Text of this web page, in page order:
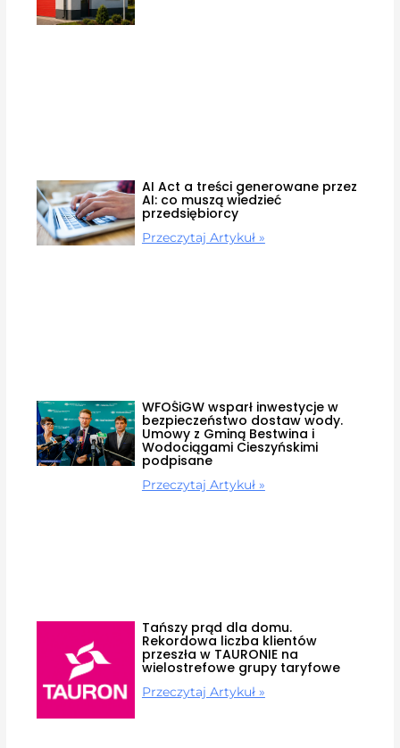
AI Act a treści generowane przez
AI: co muszą wiedzieć
przedsiębiorcy
Przeczytaj Artykuł »
WFOŚiGW wsparł inwestycje w
bezpieczeństwo dostaw wody.
Umowy z Gminą Bestwina i
Wodociągami Cieszyńskimi
podpisane
Przeczytaj Artykuł »
Tańszy prąd dla domu.
Rekordowa liczba klientów
przeszła w TAURONIE na
wielostrefowe grupy taryfowe
Przeczytaj Artykuł »